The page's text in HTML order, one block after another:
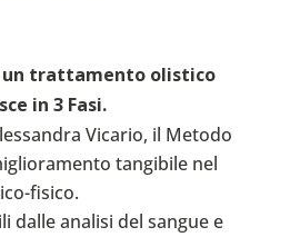
un trattamento olistico
in 3 Fasi.
Vicario, il Metodo
tangibile nel
fisico.
dalle analisi del sangue e